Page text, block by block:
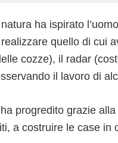
ha ispirato
quello di cui
cozze), il radar
il lavoro di
progredito grazie
a costruire le case in